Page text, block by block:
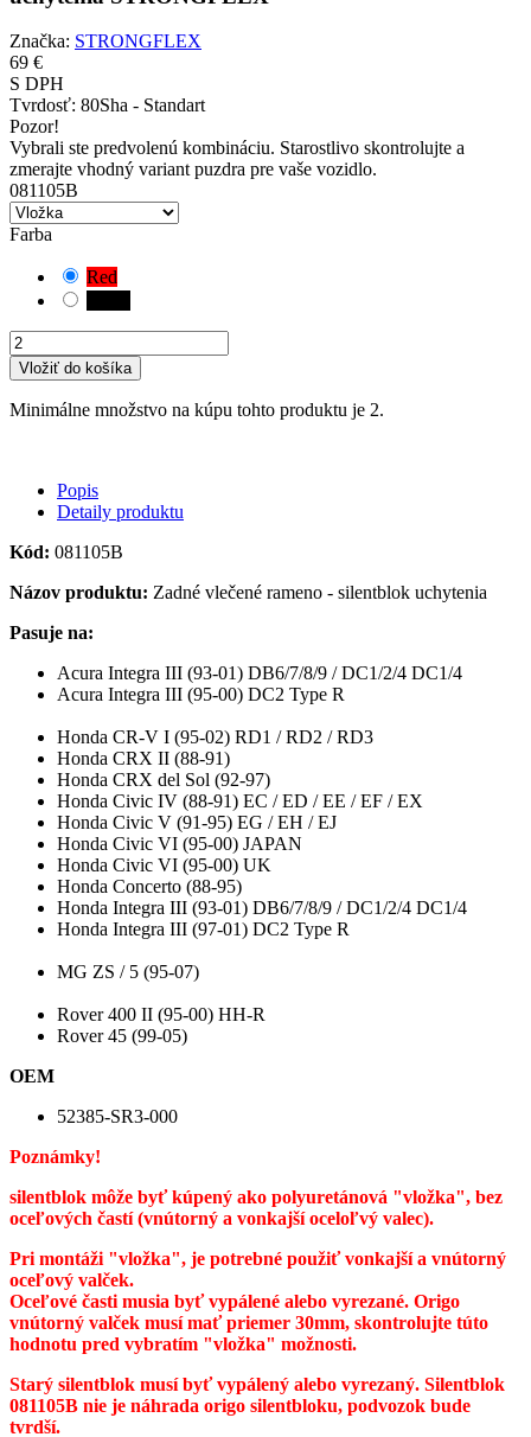
Značka: STRONGFLEX
69 €
S DPH
Tvrdosť: 80Sha - Standart
Pozor!
Vybrali ste predvolenú kombináciu. Starostlivo skontrolujte a
zmerajte vhodný variant puzdra pre vaše vozidlo.
081105B
Farba
Red
Vložiť do košíka
Minimálne množstvo na kúpu tohto produktu je 2.
Popis
Detaily produktu
Kód: 081105B
Názov produktu: Zadné vlečené rameno - silentblok uchytenia
Pasuje na:
Acura Integra III (93-01) DB6/7/8/9 / DC1/2/4 DC1/4
Acura Integra III (95-00) DC2 Type R
Honda CR-V I (95-02) RD1 / RD2 / RD3
Honda CRX II (88-91)
Honda CRX del Sol (92-97)
Honda Civic IV (88-91) EC / ED / EE / EF / EX
Honda Civic V (91-95) EG / EH / EJ
Honda Civic VI (95-00) JAPAN
Honda Civic VI (95-00) UK
Honda Concerto (88-95)
Honda Integra III (93-01) DB6/7/8/9 / DC1/2/4 DC1/4
Honda Integra III (97-01) DC2 Type R
MG ZS / 5 (95-07)
Rover 400 II (95-00) HH-R
Rover 45 (99-05)
OEM
52385-SR3-000
Poznámky!
silentblok môže byť kúpený ako polyuretánová "vložka", bez
oceľových častí (vnútorný a vonkajší oceloľvý valec).
Pri montáži "vložka", je potrebné použiť vonkajší a vnútorný
oceľový valček.
Oceľové časti musia byť vypálené alebo vyrezané. Origo
vnútorný valček musí mať priemer 30mm, skontrolujte túto
hodnotu pred vybratím "vložka" možnosti.
Starý silentblok musí byť vypálený alebo vyrezaný. Silentblok
081105B nie je náhrada origo silentbloku, podvozok bude
tvrdší.